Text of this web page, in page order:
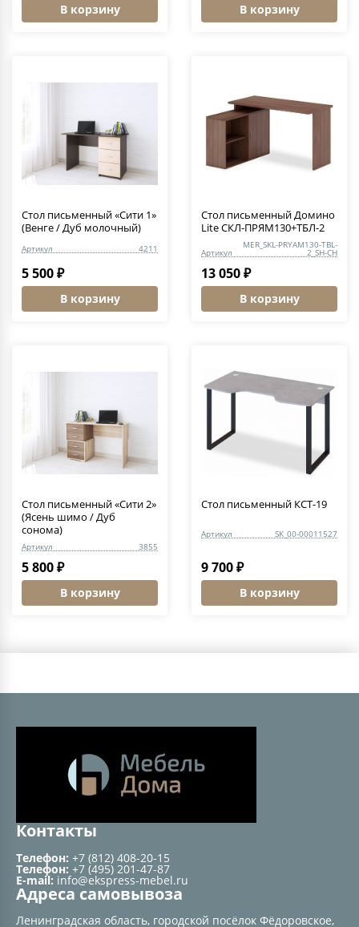
В корзину В корзину
Стол письменный «Сити 1»
(Венге / Дуб молочный)
Артикул 4211
5 500 ₽
В корзину
Стол письменный Домино
Lite СКЛ-ПРЯМ130+ТБЛ-2
Артикул
MER_SKL-PRYAM130-TBL-
2_SH-CH
13 050 ₽
В корзину
Стол письменный «Сити 2»
(Ясень шимо / Дуб
сонома)
Артикул 3855
5 800 ₽
В корзину
Стол письменный КСТ-19
Артикул SK_00-00011527
9 700 ₽
В корзину
Контакты
Телефон: +7 (812) 408-20-15
Телефон: +7 (495) 201-47-87
E-mail: info@ekspress-mebel.ru
Адреса самовывоза
Ленинградская область, городской посёлок Фёдоровское,